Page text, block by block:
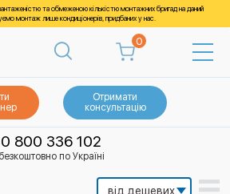
та обмеженою кількістю монтажних бригад на даний
монтаж лише кондиціонерів, придбаних у нас.
0
Отримати
консультацію
0 800 336 102
безкоштовно по Україні